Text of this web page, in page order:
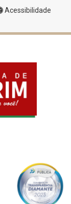
Acessibilidade